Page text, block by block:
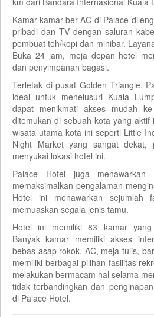
Kamar-kamar ber-AC di Palace
pribadi dan TV dengan saluran
pembuat teh/kopi dan minibar.
Buka 24 jam, meja depan hotel
dan penyimpanan bagasi.
Terletak di pusat Golden Triangle,
ideal untuk menelusuri Kuala
dapat menikmati akses mudah
ditemukan di sebuah kota yang
wisata utama kota ini seperti Little
Night Market yang sangat dekat,
menyukai lokasi hotel ini.
Palace Hotel juga menawarkan
memaksimalkan pengalaman
Hotel ini menawarkan sejumlah
memuaskan segala jenis tamu.
Hotel ini memiliki 83 kamar
Banyak kamar memiliki akses
bebas asap rokok, AC, meja tulis,
memiliki berbagai pilihan fasilitas
melakukan bermacam hal selama
tidak terbandingkan dan
di Palace Hotel.